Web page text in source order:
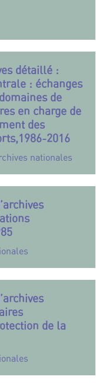
détaillé :
: échanges
de
en charge de
des
2016
nationales
de la